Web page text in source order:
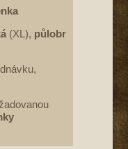
(XL), půlobr